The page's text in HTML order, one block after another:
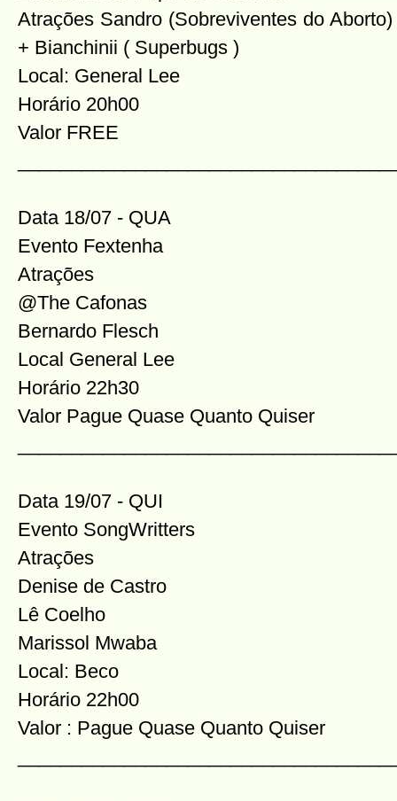
Atrações Sandro (Sobreviventes do
+ Bianchinii ( Superbugs )
Local: General Lee
Horário 20h00
Valor FREE
Data 18/07 - QUA
Evento Fextenha
Atrações
@The Cafonas
Bernardo Flesch
Local General Lee
Horário 22h30
Valor Pague Quase Quanto Quiser
Data 19/07 - QUI
Evento SongWritters
Atrações
Denise de Castro
Lê Coelho
Marissol Mwaba
Local: Beco
Horário 22h00
Valor : Pague Quase Quanto Quiser